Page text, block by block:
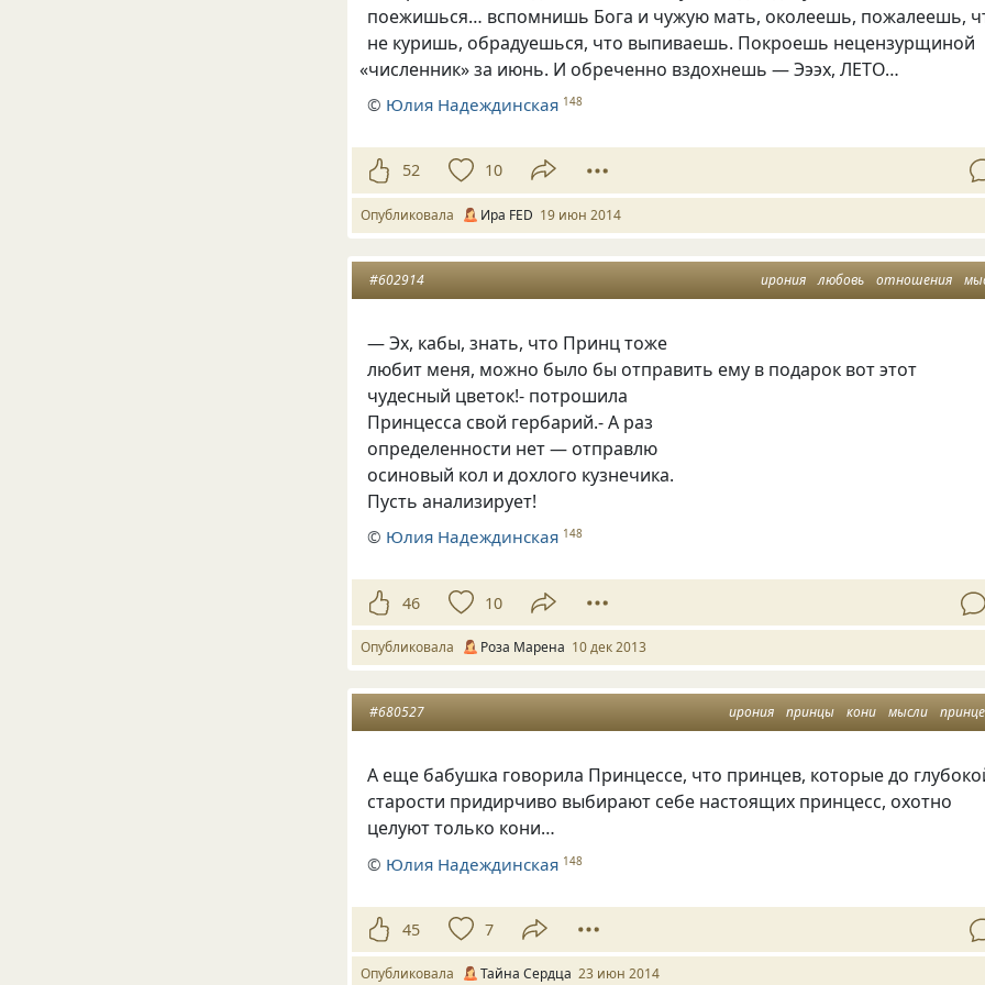
поежишься… вспомнишь Бога и чужую мать, околеешь, пожалеешь,
не куришь, обрадуешься, что выпиваешь. Покроешь нецензурщиной
«численник» за июнь. И обреченно вздохнешь — Эээх, ЛЕТО…
© Юлия Надеждинская 148
52 10
Опубликовала Ира FED 19 июн 2014
ирония любовь отношения
#602914
— Эх, кабы, знать, что Принц тоже
любит меня, можно было бы отправить ему в подарок вот этот
чудесный цветок!- потрошила
Принцесса свой гербарий.- А раз
определенности нет — отправлю
осиновый кол и дохлого кузнечика.
Пусть анализирует!
© Юлия Надеждинская 148
46 10
Опубликовала Роза Марена 10 дек 2013
ирония принцы кони мысли
#680527
А еще бабушка говорила Принцессе, что принцев, которые до
старости придирчиво выбирают себе настоящих принцесс, охотно
целуют только кони…
© Юлия Надеждинская 148
45 7
Опубликовала Тайна Сердца 23 июн 2014